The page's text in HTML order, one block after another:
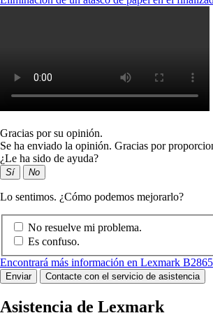
Gracias por su opinión.
Se ha enviado la opinión. Gracias por
¿Le ha sido de ayuda?
Sí No
Lo sentimos. ¿Cómo podemos mejorarlo?
No resuelve mi problema.
Es confuso.
Encontrará más información en Lexmark B2865
Enviar Contacte con el servicio de asistencia
Asistencia de Lexmark